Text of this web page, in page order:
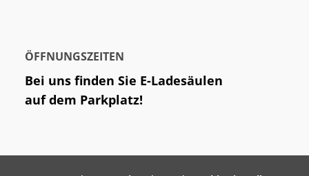
ÖFFNUNGSZEITEN
Bei uns finden Sie E-Ladesäulen
auf dem Parkplatz!